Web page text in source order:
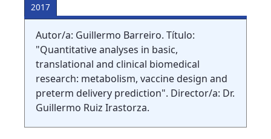
2017
Autor/a: Guillermo Barreiro. Título:
"Quantitative analyses in basic,
translational and clinical biomedical
research: metabolism, vaccine design and
preterm delivery prediction". Director/a: Dr.
Guillermo Ruiz Irastorza.